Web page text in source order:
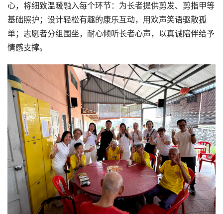
首
页
要
闻
公
司
经
科
技
心，将细致温暖融入每个环节：为长者提供剪发、剪指甲等
基础照护；设计轻松有趣的康乐互动，用欢声笑语驱散孤
单；志愿者分组围坐，耐心倾听长者心声，以真诚陪伴给予
情感支撑。